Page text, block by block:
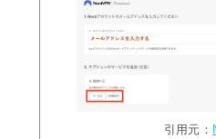
引用元：